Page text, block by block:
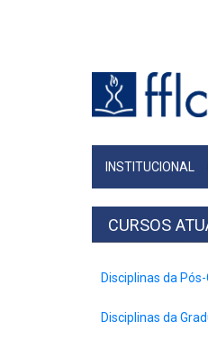
MENU
INSTITUCIONAL
CURSOS
Disciplinas da
Disciplinas da